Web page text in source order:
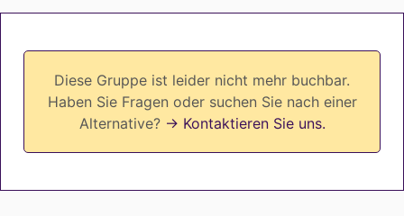
Diese Gruppe ist leider nicht mehr buchbar.
Haben Sie Fragen oder suchen Sie nach einer
Alternative? → Kontaktieren Sie uns.